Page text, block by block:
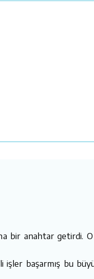
bir anahtar getirdi.
işler başarmış bu